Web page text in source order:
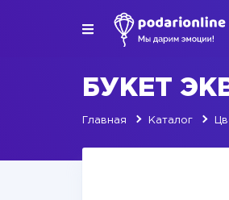
БУКЕТ
Главная Каталог